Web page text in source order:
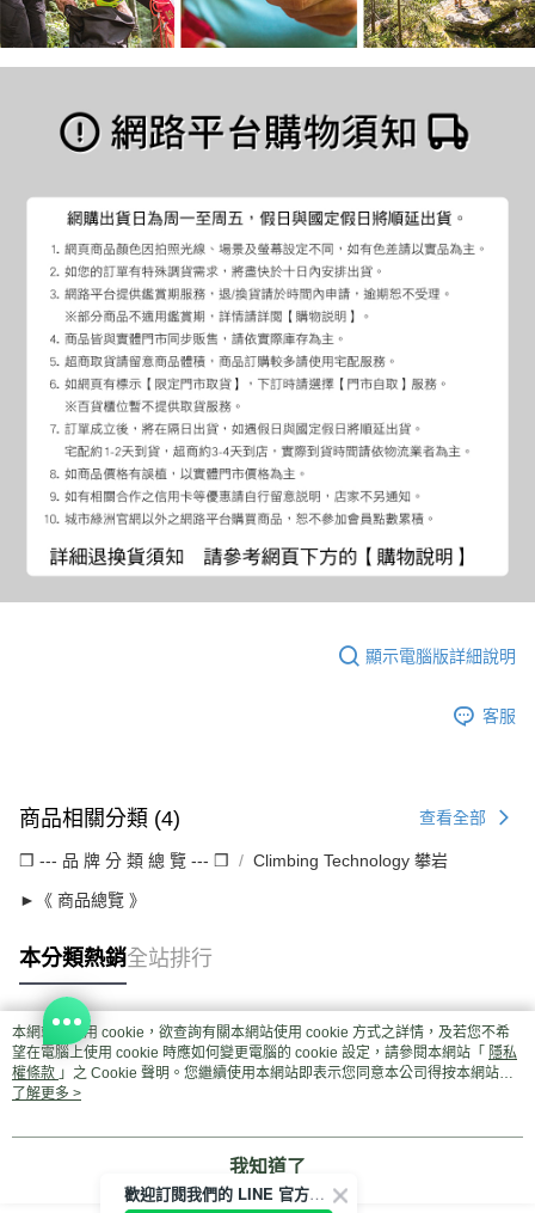
顯示電腦版詳細說明
客服
商品相關分類 (4) 查看全部
❒ --- 品 牌 分 類 總 覽 --- ❒ Climbing Technology 攀岩
►《 商品總覽 》
本分類熱銷全站排行
熱門標籤
本網站中使用 cookie，欲查詢有關本網站使用 cookie 方式之詳情，及若您不希
望在電腦上使用 cookie 時應如何變更電腦的 cookie 設定，請參閱本網站「 隱私
權條款 」之 Cookie 聲明。您繼續使用本網站即表示您同意本公司得按本網站使
用條款之 Cookie 聲明使用 cookie。
了解更多 >
我知道了
歡迎訂閱我們的 LINE 官方帳號